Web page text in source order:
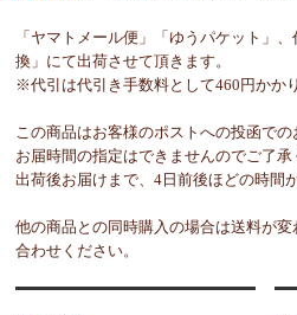
「ヤマトメール便」「ゆうパケット」
換」にて出荷させて頂きます。
※代引は代引き手数料として460円かか
この商品はお客様のポストへの投函での
お届時間の指定はできませんのでご了承
出荷後お届けまで、4日前後ほどの時間
他の商品との同時購入の場合は送料が
合わせください。